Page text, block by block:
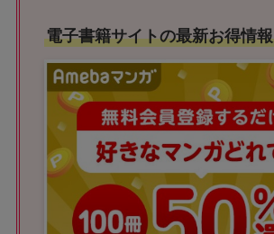
電子書籍サイトの最新お得情報